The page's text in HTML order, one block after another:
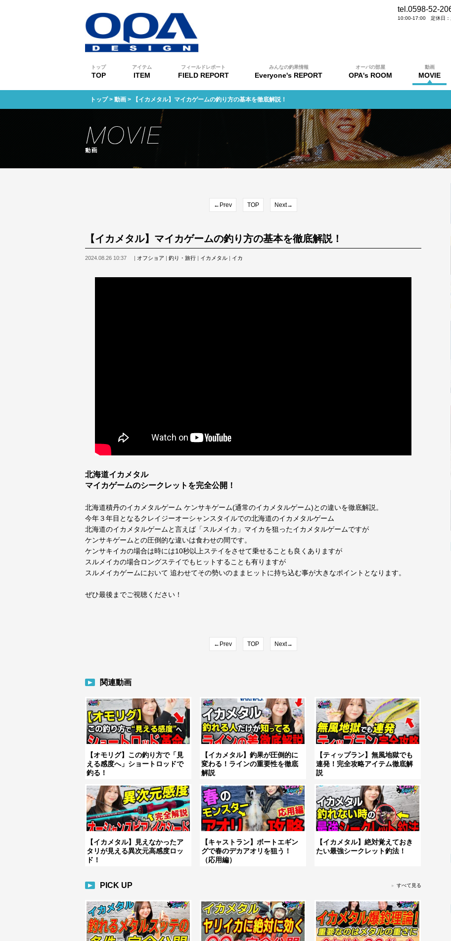
tel.0598-52-
10:00-17:00 定休日：
トップ
TOP
アイテム
ITEM
フィールドレポート
FIELD REPORT
みんなの釣果情報
Everyone's REPORT
オーパの部屋
OPA's ROOM
動画
MOVIE
トップ> 動画 > 【イカメタル】マイカゲームの釣り方の基本を徹底解説！
←Prev TOP Next→
【イカメタル】マイカゲームの釣り方の基本を徹底解説！
2024.08.26 10:37 オフショア 釣り・旅行 イカメタル イカ
北海道イカメタル
マイカゲームのシークレットを完全公開！
北海道積丹のイカメタルゲーム ケンサキゲーム(通常のイカメタルゲーム)との違いを徹底解説。
今年３年目となるクレイジーオーシャンスタイルでの北海道のイカメタルゲーム
北海道のイカメタルゲームと言えば「スルメイカ」マイカを狙ったイカメタルゲームですが
ケンサキゲームとの圧倒的な違いは食わせの間です。
ケンサキイカの場合は時には10秒以上ステイをさせて乗せることも良くありますが
スルメイカの場合ロングステイでもヒットすることも有りますが
スルメイカゲームにおいて 追わせてその勢いのままヒットに持ち込む事が大きなポイントとなります。
ぜひ最後までご視聴ください！
←Prev TOP Next→
関連動画
【オモリグ】この釣り方で「見
える感度へ」ショートロッドで
釣る！
【イカメタル】釣果が圧倒的に
変わる！ラインの重要性を徹底
解説
【ティップラン】無風地獄でも
連発！完全攻略アイテム徹底解
説
【イカメタル】見えなかったア
タリが見える異次元高感度ロッ
ド！
【キャストラン】ボートエギン
グで春のデカアオリを狙う！
（応用編）
【イカメタル】絶対覚えておき
たい最強シークレット釣法！
PICK UP すべて見る